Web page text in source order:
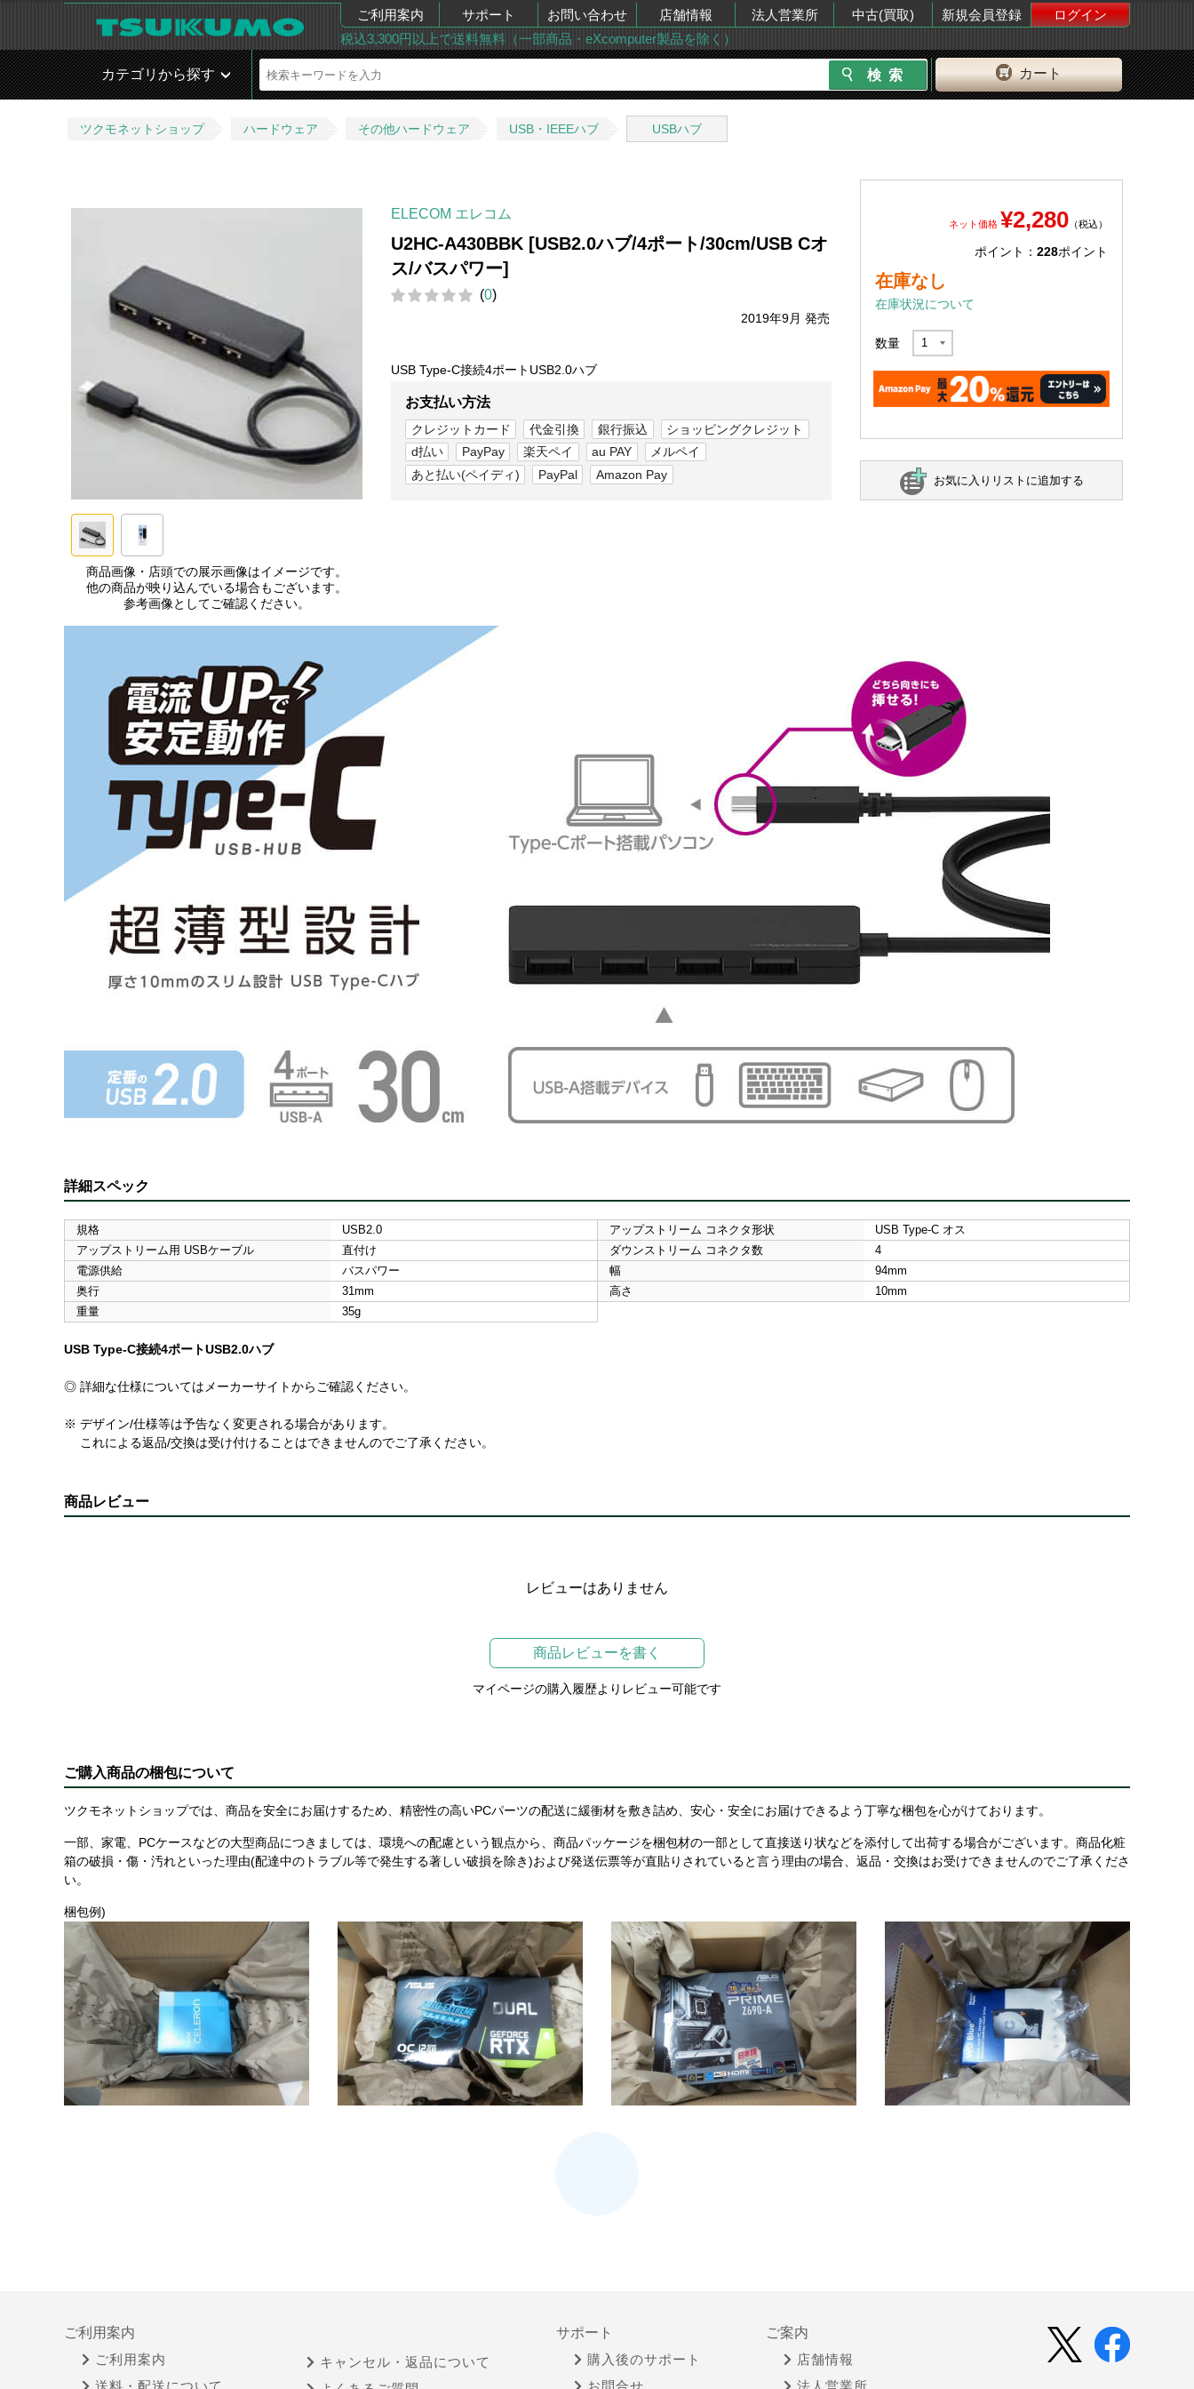
ご利用案内 サポート お問い合わせ 店舗情報 法人営業所 中古(買取) 新規会員登録
ログイン
税込3,300円以上で送料無料（一部商品・eXcomputer製品を除く）
カート
カテゴリから探す
ツクモネットショップ ハードウェア その他ハードウェア USB・IEEEハブ USBハブ
商品画像・店頭での展示画像はイメージです。
他の商品が映り込んでいる場合もございます。
参考画像としてご確認ください。
ELECOM エレコム
U2HC-A430BBK [USB2.0ハブ/4ポート/30cm/USB Cオ
ス/バスパワー]
(0)
2019年9月 発売
USB Type-C接続4ポートUSB2.0ハブ
お支払い方法
クレジットカード 代金引換 銀行振込
ショッピングクレジット
d払い
PayPay 楽天ペイ au PAY
メルペイ
あと払い(ペイディ)
PayPal Amazon Pay
ネット価格 ¥2,280 （税込）
ポイント： 228ポイント
在庫なし
在庫状況について
数量
お気に入りリストに追加する
詳細スペック
規格 USB2.0 アップストリーム コネクタ形状
USB Type-C オス
アップストリーム用 USBケーブル
直付け ダウンストリーム コネクタ数
4
電源供給
バスパワー 幅
94mm
奥行
31mm 高さ
10mm
重量
35g
USB Type-C接続4ポートUSB2.0ハブ
◎ 詳細な仕様についてはメーカーサイトからご確認ください。
※ デザイン/仕様等は予告なく変更される場合があります。
これによる返品/交換は受け付けることはできませんのでご了承ください。
商品レビュー
レビューはありません
商品レビューを書く
マイページの購入履歴よりレビュー可能です
ご購入商品の梱包について
ツクモネットショップでは、商品を安全にお届けするため、精密性の高いPCパーツの配送に緩衝材を敷き詰め、安心・安全にお届けできるよう丁寧な梱包を心がけております。
一部、家電、PCケースなどの大型商品につきましては、環境への配慮という観点から、商品パッケージを梱包材の一部として直接送り状などを添付して出荷する場合がございます。商品化粧
箱の破損・傷・汚れといった理由(配達中のトラブル等で発生する著しい破損を除き)および発送伝票等が直貼りされていると言う理由の場合、返品・交換はお受けできませんのでご了承くださ
い。
梱包例)
ご利用案内
ご利用案内
キャンセル・返品について
サポート
購入後のサポート
ご案内
店舗情報